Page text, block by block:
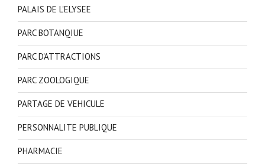
PALAIS DE L'ELYSEE
PARC BOTANQIUE
PARC D'ATTRACTIONS
PARC ZOOLOGIQUE
PARTAGE DE VEHICULE
PERSONNALITE PUBLIQUE
PHARMACIE